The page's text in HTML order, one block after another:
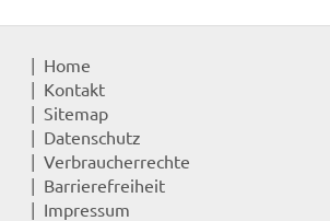
Home
Kontakt
Sitemap
Datenschutz
Verbraucherrechte
Barrierefreiheit
Impressum